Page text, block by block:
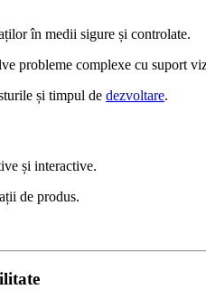
în medii sigure și controlate.
probleme complexe cu suport
și timpul de dezvoltare.
și interactive.
de produs.